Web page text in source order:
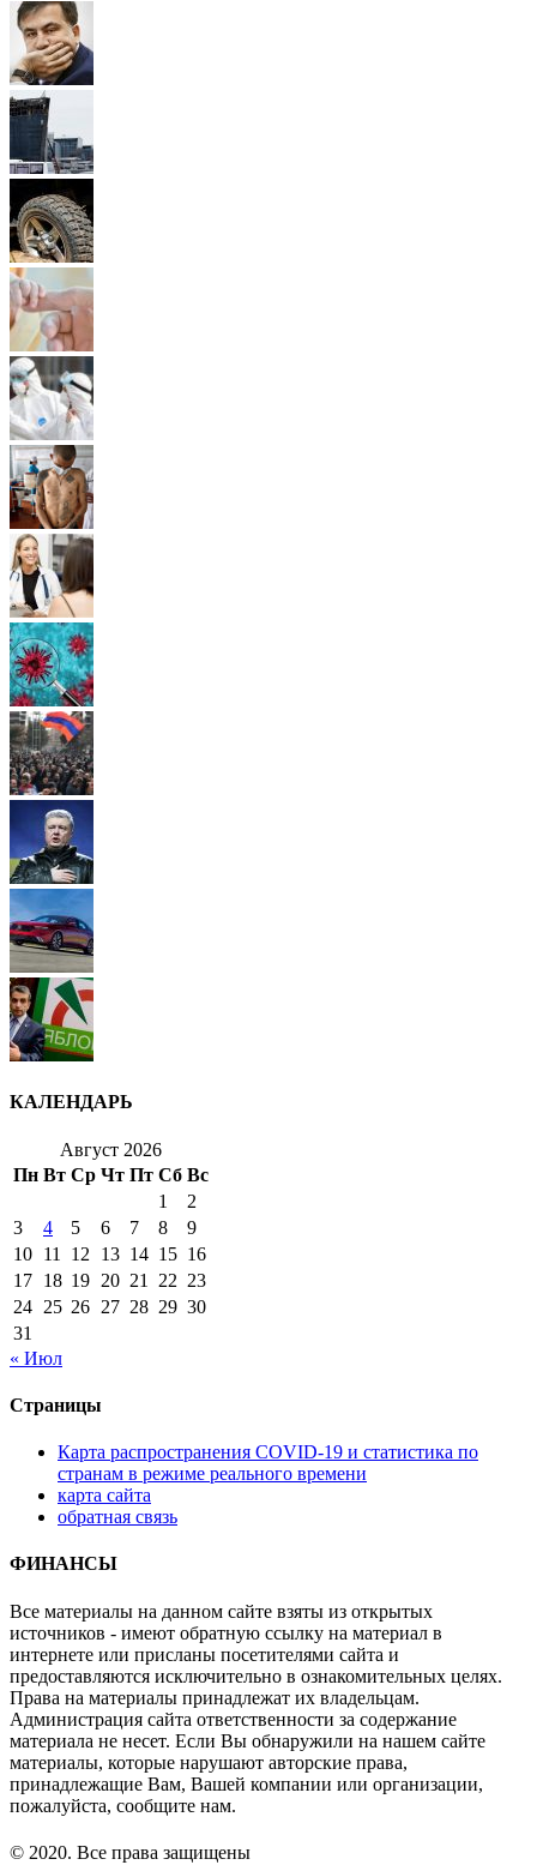
КАЛЕНДАРЬ
Август 2026
Пн Вт Ср Чт Пт Сб Вс
1
2
3
4 5 6 7 8
9
10 11 12 13 14 15 16
17 18 19 20 21 22 23
24 25 26 27 28 29 30
31
« Июл
Страницы
Карта распространения COVID-19 и статистика по
странам в режиме реального времени
карта сайта
обратная связь
ФИНАНСЫ
Все материалы на данном сайте взяты из открытых
источников - имеют обратную ссылку на материал в
интернете или присланы посетителями сайта и
предоставляются исключительно в ознакомительных целях.
Права на материалы принадлежат их владельцам.
Администрация сайта ответственности за содержание
материала не несет. Если Вы обнаружили на нашем сайте
материалы, которые нарушают авторские права,
принадлежащие Вам, Вашей компании или организации,
пожалуйста, сообщите нам.
© 2020. Все права защищены